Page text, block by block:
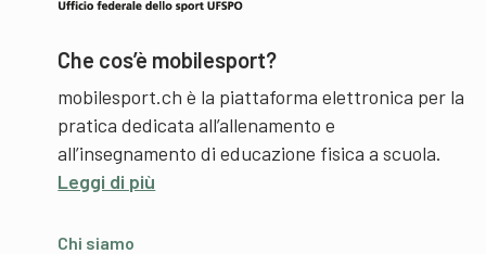
Che cos’è mobilesport?
mobilesport.ch è la piattaforma elettronica per la
pratica dedicata all’allenamento e
all’insegnamento di educazione fisica a scuola.
Leggi di più
Chi siamo